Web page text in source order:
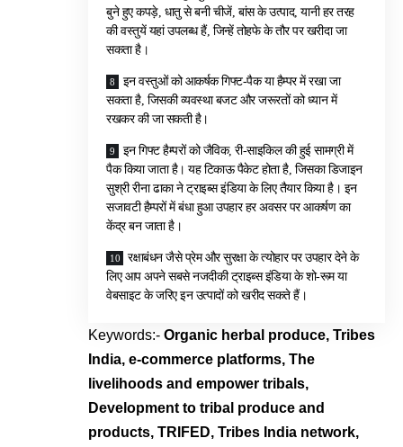
बुने हुए कपड़े, धातु से बनी चीजें, बांस के उत्पाद, यानी हर तरह
की वस्तुयें यहां उपलब्ध हैं, जिन्हें तोहफे के तौर पर खरीदा जा
सकता है।
इन वस्तुओं को आकर्षक गिफ्ट-पैक या हैम्पर में रखा जा
सकता है, जिसकी व्यवस्था बजट और जरूरतों को ध्यान में
रखकर की जा सकती है।
इन गिफ्ट हैम्परों को जैविक, री-साइकिल की हुई सामग्री में
पैक किया जाता है। यह टिकाऊ पैकेट होता है, जिसका डिजाइन
सुश्री रीना ढाका ने ट्राइब्स इंडिया के लिए तैयार किया है। इन
सजावटी हैम्परों में बंधा हुआ उपहार हर अवसर पर आकर्षण का
केंद्र बन जाता है।
रक्षाबंधन जैसे प्रेम और सुरक्षा के त्योहार पर उपहार देने के
लिए आप अपने सबसे नजदीकी ट्राइब्स इंडिया के शो-रूम या
वेबसाइट के जरिए इन उत्पादों को खरीद सकते हैं।
Keywords:- Organic herbal produce, Tribes
India, e-commerce platforms, The
livelihoods and empower tribals,
Development to tribal produce and
products, TRIFED, Tribes India network,